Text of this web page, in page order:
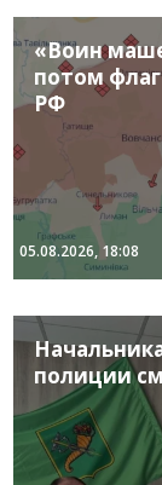
«Воин
потом
РФ
05.08.2026, 18:08
полиции